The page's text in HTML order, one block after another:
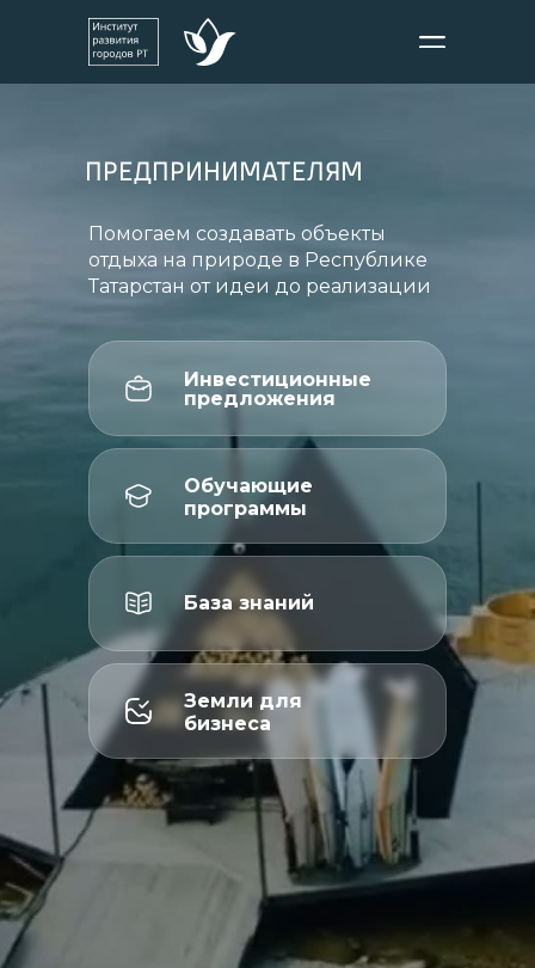
ПРЕДПРИНИМАТЕЛЯМ
Помогаем создавать объекты
отдыха на природе в Республике
Татарстан от идеи до реализации
База знаний
Инвестиционные
предложения
Обучающие
программы
Земли для
бизнеса